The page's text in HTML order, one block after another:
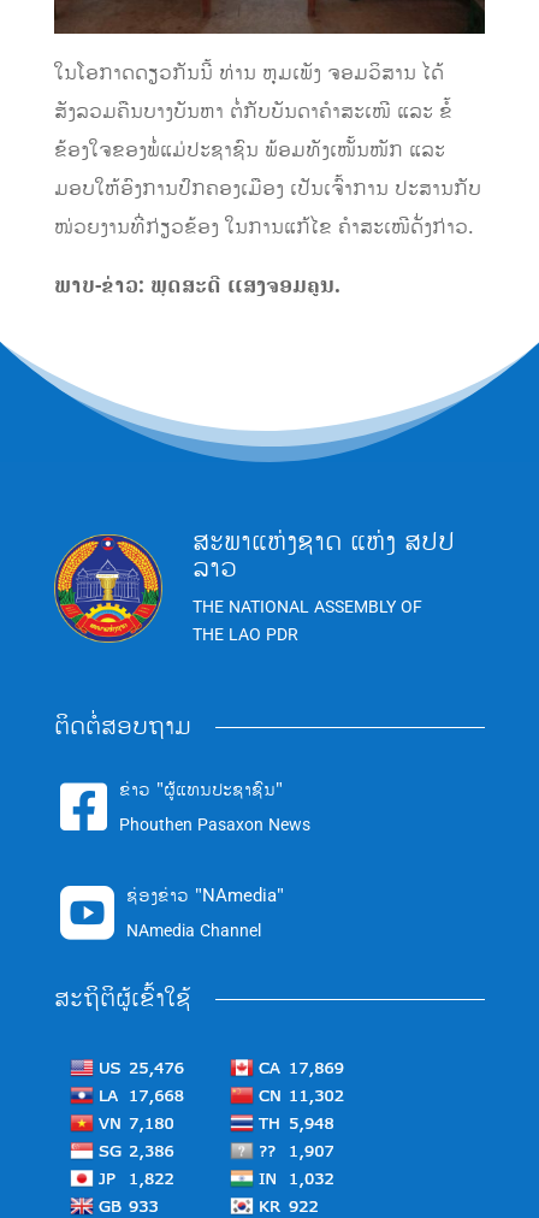
ໃນໂອກາດດຽວກັນນີ້ ທ່ານ ຫຸມເພັງ ຈອມວິສານ ໄດ້
ສັງລວມຄືນບາງບັນຫາ ຕໍ່ກັບບັນດາຄໍາສະເໜີ ແລະ ຂໍ້
ຂ້ອງໃຈຂອງພໍ່ແມ່ປະຊາຊົນ ພ້ອມທັງເໜັ້ນໜັກ ແລະ
ມອບໃຫ້ອົງການປົກຄອງເມືອງ ເປັນເຈົ້າການ ປະສານກັບ
ໜ່ວຍງານທີ່ກ່ຽວຂ້ອງ ໃນການແກ້ໄຂ ຄໍາສະເໜີດັ່ງກ່າວ.
ພາບ-ຂ່າວ: ພຸດສະດີ ແສງຈອມຄູນ.
ສະພາແຫ່ງຊາດ ແຫ່ງ ສປປ
ລາວ
THE NATIONAL ASSEMBLY OF
THE LAO PDR
ຕິດຕໍ່ສອບຖາມ
 ຂ່າວ "ຜູ້ແທນປະຊາຊົນ"
Phouthen Pasaxon News
 ຊ່ອງຂ່າວ "NAmedia"
NAmedia Channel
ສະຖິຕິຜູ້ເຂົ້າໃຊ້